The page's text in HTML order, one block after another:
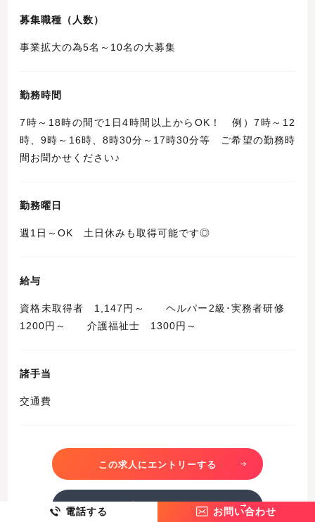
募集職種（人数）
事業拡大の為5名～10名の大募集
勤務時間
7時～18時の間で1日4時間以上からOK！ 例）7時～12
時、9時～16時、8時30分～17時30分等 ご希望の勤務時
間お聞かせください♪
勤務曜日
週1日～OK 土日休みも取得可能です◎
給与
資格未取得者 1,147円～ ヘルパー2級･実務者研修
1200円～ 介護福祉士 1300円～
諸手当
交通費
この求人にエントリーする
この求人を詳しく見る
電話する お問い合わせ